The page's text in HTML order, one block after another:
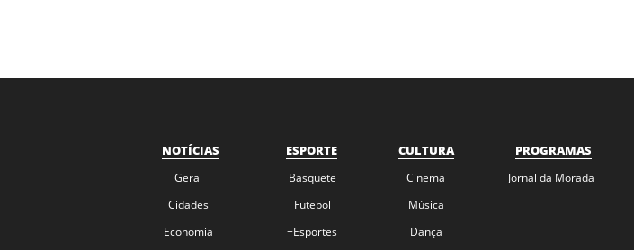
NOTÍCIAS
Geral
Cidades
Economia
ESPORTE
Basquete
Futebol
+Esportes
CULTURA
Cinema
Música
Dança
PROGRAMAS
Jornal da Morada